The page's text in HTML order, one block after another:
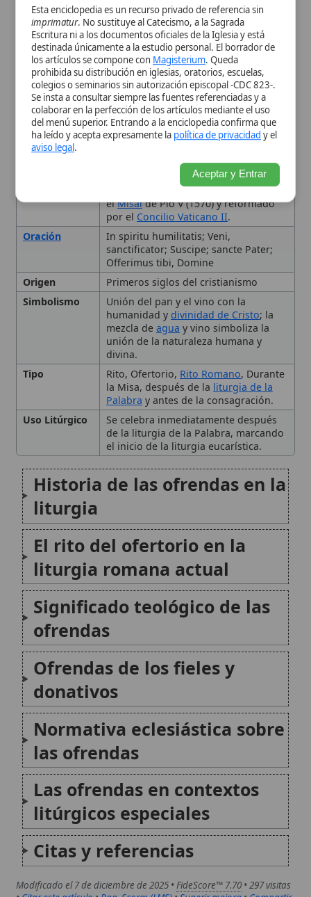
Constitución Apostólica ; regulado por
elMisalde Pío V (1570) y reformado
por elConcilio Vaticano II.
Oración In spiritu humilitatis; Veni,
sanctificator; Suscipe; sancte Pater;
Offerimus tibi, Domine
Origen
Primeros siglos del cristianismo
Simbolismo
Unión del pan y el vino con la
humanidad ydivinidad de Cristo; la
mezcla deaguay vino simboliza la
unión de la naturaleza humana y
Rito Romano, Durante
la Misa, después de la liturgia de la
Se celebra inmediatamente después
de la liturgia de la Palabra, marcando
el inicio de la liturgia eucarística.
Historia de las ofrendas en la
liturgia
El rito del ofertorio en la
liturgia romana actual
Significado teológico de las
Ofrendas de los fieles y
donativos
Normativa eclesiástica sobre
las ofrendas
Las ofrendas en contextos
litúrgicos especiales
Citas y referencias
Modificado el 7 de diciembre de 2025 •
Citar este artículo•Paq. Scorm (LMS)•Sugerir mejora•Compartir
artículo
Normas de las ofrendas de la Misa
Las ofrendas en la Misa expresan la caridad
de los fieles y su participación real en el
sacrificio de Cristo: el pan y el vino para la
Eucaristía y, además, las ayudas para la
Iglesia y para los pobres. La...
Ofrendas litúrgicas
Las ofrendas litúrgicas en la Iglesia Católica
son una expresión de la participación de los
fieles en el sacrificio eucarístico y una
manifestación de caridad. Estas ofrendas no
se limitan al pan y el vino para la Eucaristía,
sino que...